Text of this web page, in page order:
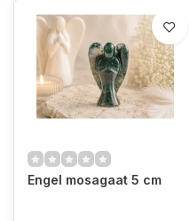
Engel mosagaat 5 cm